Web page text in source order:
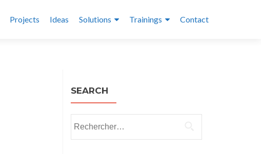
Projects Ideas Solutions Trainings Contact
SEARCH